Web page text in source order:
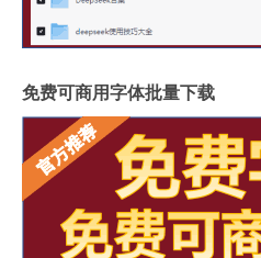
免费可商用字体批量下载